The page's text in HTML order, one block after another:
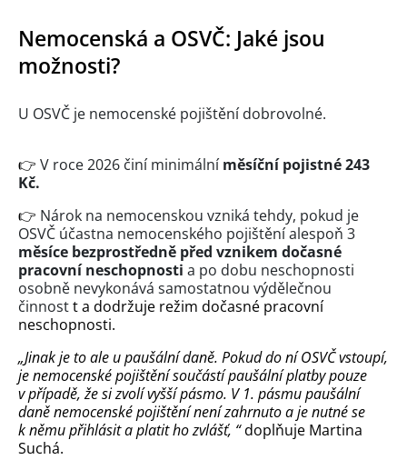
Nemocenská a OSVČ: Jaké jsou
možnosti?
U OSVČ je nemocenské pojištění dobrovolné.
👉 V roce 2026 činí minimálníměsíční pojistné 243
Kč.
👉 Nárok na nemocenskou vzniká tehdy, pokud je
OSVČ účastna nemocenského pojištění alespoň 3
měsíce bezprostředně před vznikem dočasné
pracovní neschopnosti a po dobu neschopnosti
osobně nevykonává samostatnou výdělečnou
činnostt a dodržuje režim dočasné pracovní
neschopnosti.
„Jinak je to ale u paušální daně. Pokud do ní OSVČ vstoupí,
je nemocenské pojištění součástí paušální platby pouze
v případě, že si zvolí vyšší pásmo. V 1. pásmu paušální
daně nemocenské pojištěnínení zahrnutoa je nutné se
k němu přihlásit a platit ho zvlášť, “doplňuje Martina
Suchá.